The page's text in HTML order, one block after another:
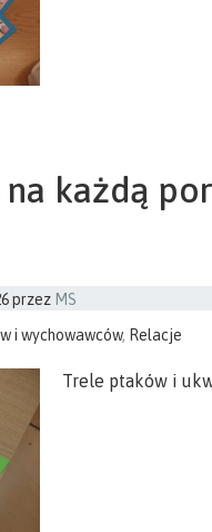
na każdą
przez MS
i wychowawców, Relacje
Trele ptaków i